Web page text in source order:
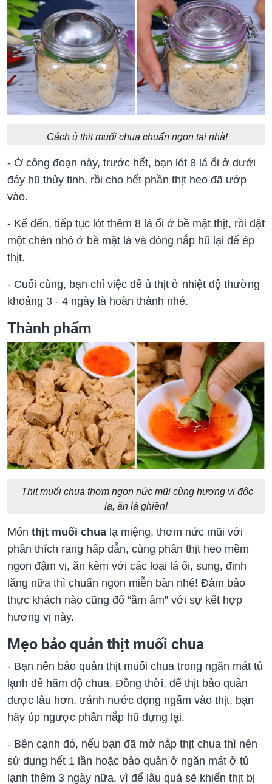
Cách ủ thịt muối chua chuẩn ngon tại nhà!
- Ở công đoạn này, trước hết, bạn lót 8 lá ổi ở dưới
đáy hũ thủy tinh, rồi cho hết phần thịt heo đã ướp
vào.
- Kế đến, tiếp tục lót thêm 8 lá ổi ở bề mặt thịt, rồi đặt
một chén nhỏ ở bề mặt lá và đóng nắp hũ lại để ép
thịt.
- Cuối cùng, bạn chỉ việc để ủ thịt ở nhiệt độ thường
khoảng 3 - 4 ngày là hoàn thành nhé.
Thành phẩm
Thịt muối chua thơm ngon nức mũi cùng hương vị độc
lạ, ăn là ghiền!
Món thịt muối chua lạ miệng, thơm nức mũi với
phần thích rang hấp dẫn, cùng phần thịt heo mềm
ngon đậm vị, ăn kèm với các loại lá ổi, sung, đinh
lăng nữa thì chuẩn ngon miễn bàn nhé! Đảm bảo
thực khách nào cũng đổ “ầm ầm” với sự kết hợp
hương vị này.
Mẹo bảo quản thịt muối chua
- Bạn nên bảo quản thịt muối chua trong ngăn mát tủ
lạnh để hãm độ chua. Đồng thời, để thịt bảo quản
được lâu hơn, tránh nước đọng ngấm vào thịt, bạn
hãy úp ngược phần nắp hũ đựng lại.
- Bên cạnh đó, nếu bạn đã mở nắp thịt chua thì nên
sử dụng hết 1 lần hoặc bảo quản ở ngăn mát ở tủ
lạnh thêm 3 ngày nữa, vì để lâu quá sẽ khiến thịt bị